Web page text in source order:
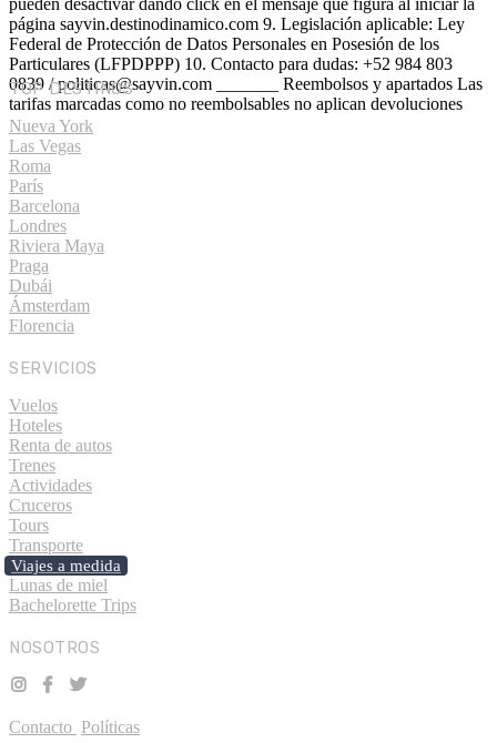
página sayvin.destinodinamico.com 9. Legislación aplicable: Ley
Federal de Protección de Datos Personales en Posesión de los
Particulares (LFPDPPP) 10. Contacto para dudas: +52 984 803
0839 / politicas@sayvin.com _______ Reembolsos y apartados Las
tarifas marcadas como no reembolsables no aplican devoluciones
TOP DESTINOS
Nueva York
Las Vegas
Roma
París
Barcelona
Londres
Riviera Maya
Praga
Dubái
Ámsterdam
Florencia
SERVICIOS
Vuelos
Hoteles
Renta de autos
Trenes
Actividades
Cruceros
Tours
Transporte
Viajes a medida
Lunas de miel
Bachelorette Trips
NOSOTROS
Contacto Políticas